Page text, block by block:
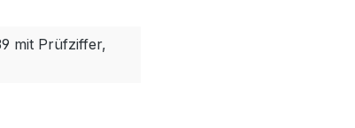
mit Prüfziffer,